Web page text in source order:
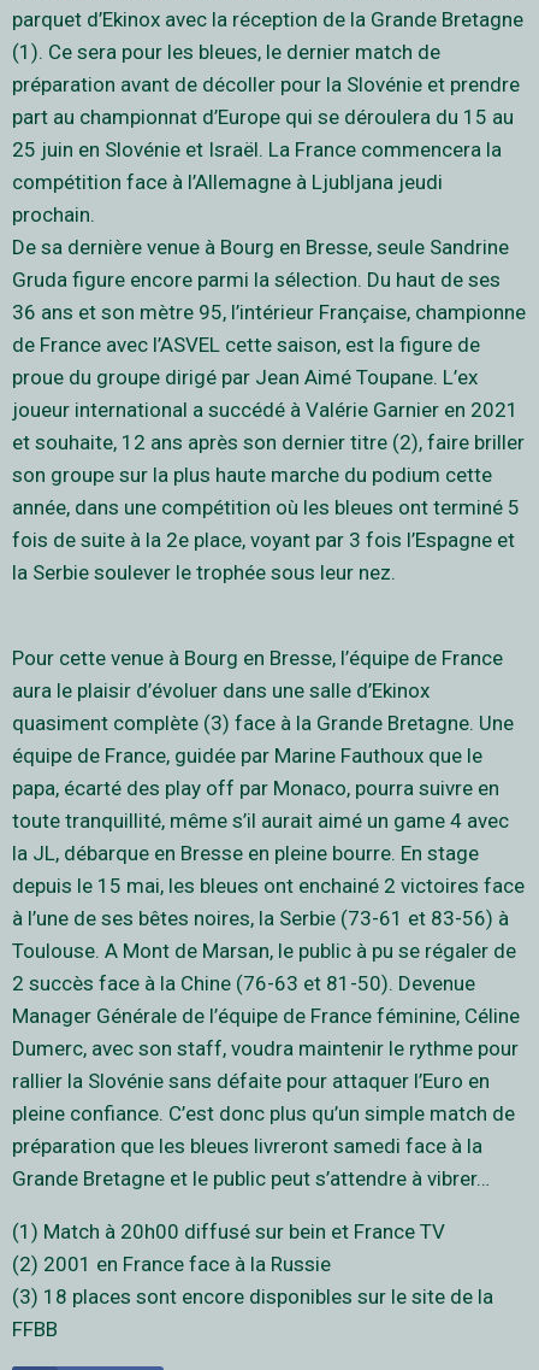
parquet d’Ekinox avec la réception de la Grande Bretagne
(1). Ce sera pour les bleues, le dernier match de
préparation avant de décoller pour la Slovénie et prendre
part au championnat d’Europe qui se déroulera du 15 au
25 juin en Slovénie et Israël. La France commencera la
compétition face à l’Allemagne à Ljubljana jeudi
prochain.
De sa dernière venue à Bourg en Bresse, seule Sandrine
Gruda figure encore parmi la sélection. Du haut de ses
36 ans et son mètre 95, l’intérieur Française, championne
de France avec l’ASVEL cette saison, est la figure de
proue du groupe dirigé par Jean Aimé Toupane. L’ex
joueur international a succédé à Valérie Garnier en 2021
et souhaite, 12 ans après son dernier titre (2), faire briller
son groupe sur la plus haute marche du podium cette
année, dans une compétition où les bleues ont terminé 5
fois de suite à la 2e place, voyant par 3 fois l’Espagne et
la Serbie soulever le trophée sous leur nez.
Pour cette venue à Bourg en Bresse, l’équipe de France
aura le plaisir d’évoluer dans une salle d’Ekinox
quasiment complète (3) face à la Grande Bretagne. Une
équipe de France, guidée par Marine Fauthoux que le
papa, écarté des play off par Monaco, pourra suivre en
toute tranquillité, même s’il aurait aimé un game 4 avec
la JL, débarque en Bresse en pleine bourre. En stage
depuis le 15 mai, les bleues ont enchainé 2 victoires face
à l’une de ses bêtes noires, la Serbie (73-61 et 83-56) à
Toulouse. A Mont de Marsan, le public à pu se régaler de
2 succès face à la Chine (76-63 et 81-50). Devenue
Manager Générale de l’équipe de France féminine, Céline
Dumerc, avec son staff, voudra maintenir le rythme pour
rallier la Slovénie sans défaite pour attaquer l’Euro en
pleine confiance. C’est donc plus qu’un simple match de
préparation que les bleues livreront samedi face à la
Grande Bretagne et le public peut s’attendre à vibrer…
(1) Match à 20h00 diffusé sur bein et France TV
(2) 2001 en France face à la Russie
(3) 18 places sont encore disponibles sur le site de la
FFBB